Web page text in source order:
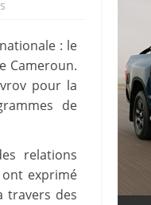
: le
Cameroun.
pour la
de
relations
ont exprimé
travers des